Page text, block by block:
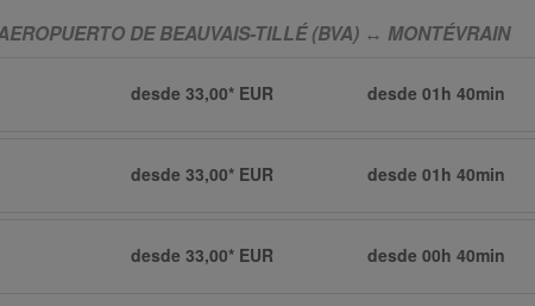
DE BEAUVAIS-TILLÉ (BVA) ↔ MONTÉVRAIN
desde 33,00* EUR desde01h 40min
desde 33,00* EUR desde01h 40min
desde 33,00* EUR desde00h 40min